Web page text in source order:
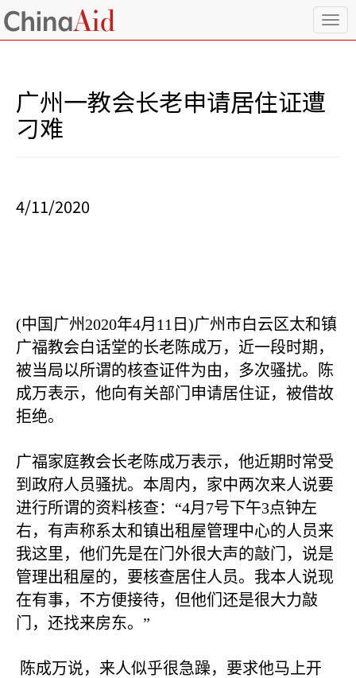
T
o
广州一教会长老申请居住证遭
刁难
4/11/2020
(中国广州 2020年4月 11 日 )广州市白云区太和镇
广福教会白话堂的长老陈成万，近一段时期，
被当局以所谓的核查证件为由，多次骚扰。陈
成万表示，他向有关部门申请居住证，被借故
拒绝。
广福家庭教会长老陈成万表示，他近期时常受
到政府人员骚扰。本周内，家中两次来人说要
进行所谓的资料核查：“4月 7号下午3点钟左
右，有声称系太和镇出租屋管理中心的人员来
我这里，他们先是在门外很大声的敲门，说是
管理出租屋的，要核查居住人员。我本人说现
在有事，不方便接待，但他们还是很大力敲
门，还找来房东。”
陈成万说，来人似乎很急躁，要求他马上开